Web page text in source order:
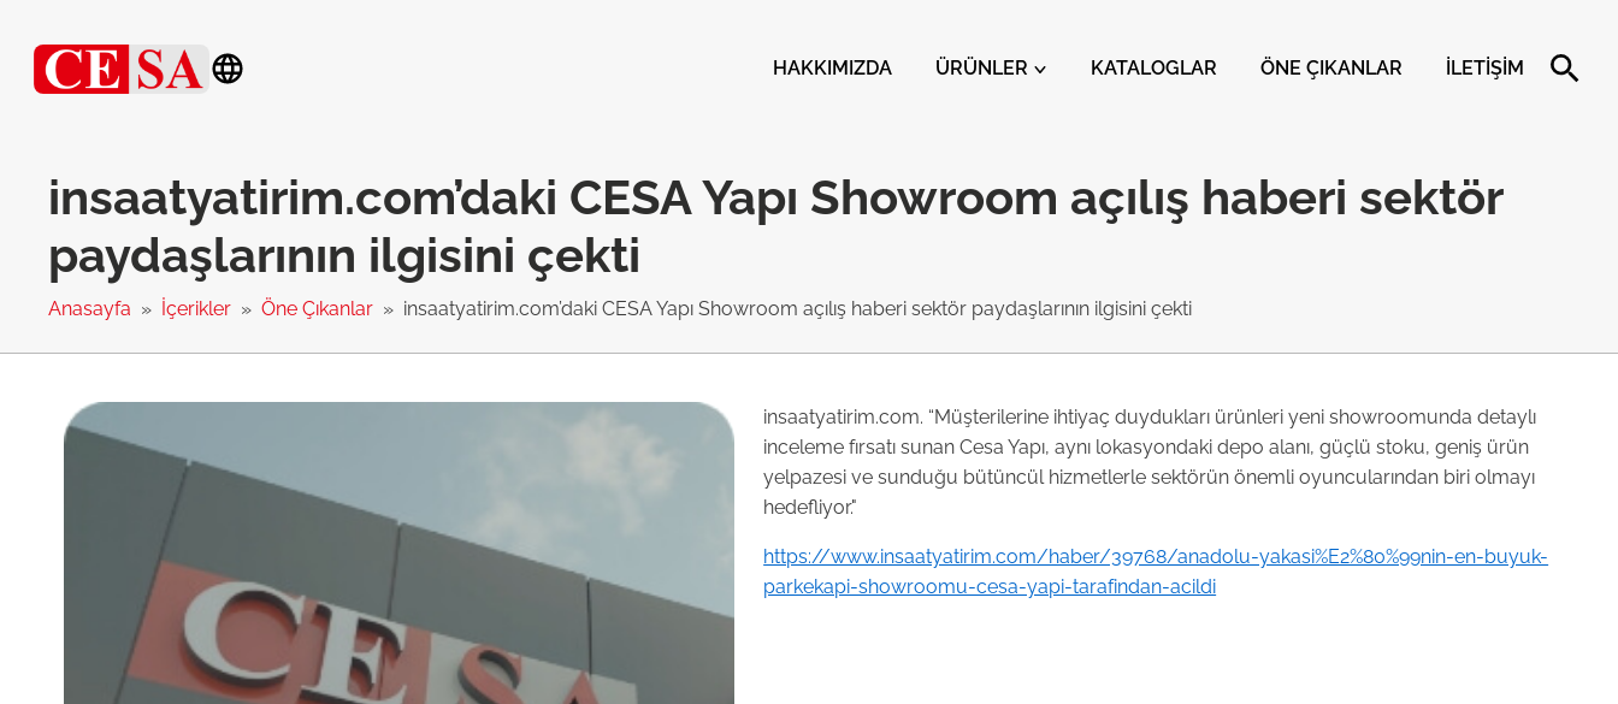
HAKKIMIZDA ÜRÜNLER KATALOGLAR ÖNE ÇIKANLAR İLETIŞIM
insaatyatirim.com’daki CESA Yapı Showroom açılış haberi sektör
paydaşlarının ilgisini çekti
Anasayfa İçerikler Öne Çıkanlar insaatyatirim.com’daki CESA Yapı Showroom açılış haberi sektör paydaşlarının ilgisini çekti
insaatyatirim.com. “Müşterilerine ihtiyaç duydukları ürünleri yeni showroomunda detaylı
inceleme fırsatı sunan Cesa Yapı, aynı lokasyondaki depo alanı, güçlü stoku, geniş ürün
yelpazesi ve sunduğu bütüncül hizmetlerle sektörün önemli oyuncularından biri olmayı
hedefliyor."
https://www.insaatyatirim.com/haber/39768/anadolu-yakasi%E2%80%99nin-en-buyuk-
parkekapi-showroomu-cesa-yapi-tarafindan-acildi